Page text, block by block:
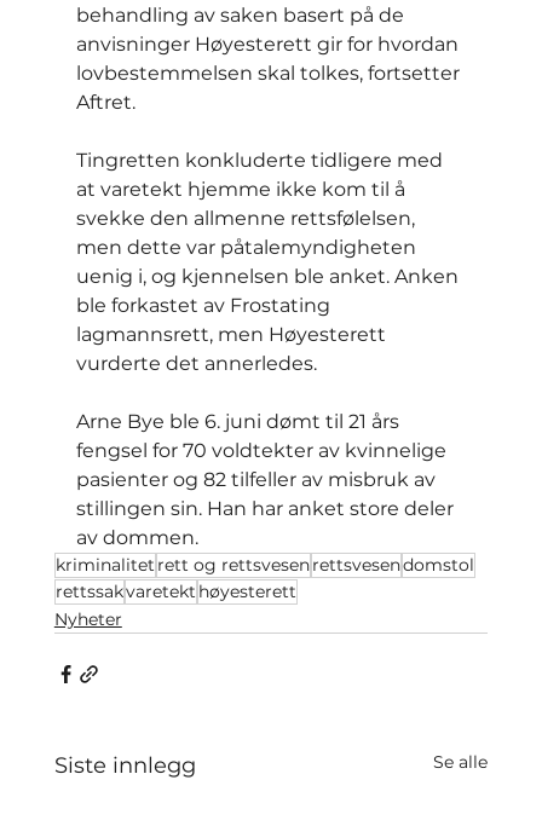
behandling av saken basert på de
anvisninger Høyesterett gir for hvordan
lovbestemmelsen skal tolkes, fortsetter
Aftret.
Tingretten konkluderte tidligere med
at varetekt hjemme ikke kom til å
svekke den allmenne rettsfølelsen,
men dette var påtalemyndigheten
uenig i, og kjennelsen ble anket. Anken
ble forkastet av Frostating
lagmannsrett, men Høyesterett
vurderte det annerledes.
Arne Bye ble 6. juni dømt til 21 års
fengsel for 70 voldtekter av kvinnelige
pasienter og 82 tilfeller av misbruk av
stillingen sin. Han har anket store deler
av dommen.
kriminalitet rett og rettsvesenrettsvesendomstol
rettssakvaretekt høyesterett
Nyheter
Siste innlegg Se alle